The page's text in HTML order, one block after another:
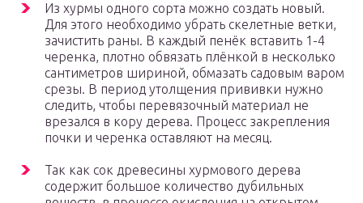
Из хурмы одного сорта можно создать новый.
Для этого необходимо убрать скелетные ветки,
зачистить раны. В каждый пенёк вставить 1-4
черенка, плотно обвязать плёнкой в несколько
сантиметров шириной, обмазать садовым варом
срезы. В период утолщения прививки нужно
следить, чтобы перевязочный материал не
врезался в кору дерева. Процесс закрепления
почки и черенка оставляют на месяц.
Так как сок древесины хурмового дерева
содержит большое количество дубильных